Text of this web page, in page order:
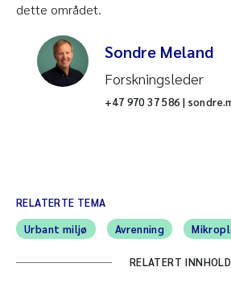
dette området.
Sondre Meland
Forskningsleder
+47 970 37 586 |
RELATERTE TEMA
Urbant miljø
Avrenning
RELATERT INNHOLD